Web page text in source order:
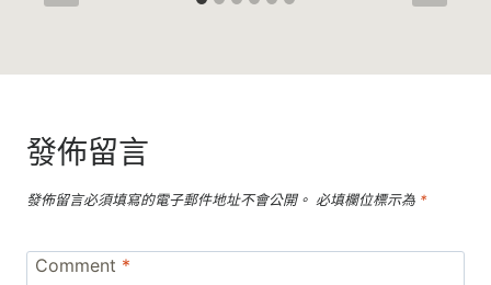
發佈留言
發佈留言必須填寫的電子郵件地址不會公開。 必填欄位標示為 *
Comment *